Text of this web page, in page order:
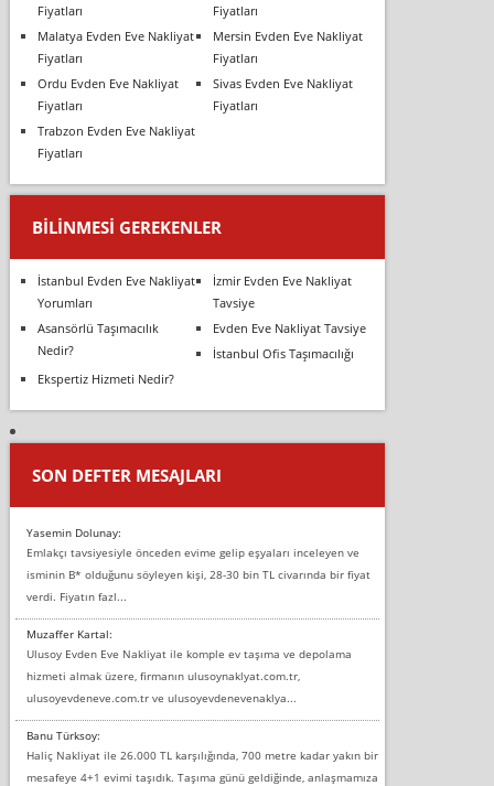
Fiyatları
Fiyatları
Malatya Evden Eve Nakliyat
Fiyatları
Mersin Evden Eve Nakliyat
Fiyatları
Ordu Evden Eve Nakliyat
Fiyatları
Sivas Evden Eve Nakliyat
Fiyatları
Trabzon Evden Eve Nakliyat
Fiyatları
BILINMESI GEREKENLER
İstanbul Evden Eve Nakliyat
Yorumları
İzmir Evden Eve Nakliyat
Tavsiye
Asansörlü Taşımacılık
Nedir?
Evden Eve Nakliyat Tavsiye
İstanbul Ofis Taşımacılığı
Ekspertiz Hizmeti Nedir?
SON DEFTER MESAJLARI
Yasemin Dolunay:
Emlakçı tavsiyesiyle önceden evime gelip eşyaları inceleyen ve
isminin B* olduğunu söyleyen kişi, 28-30 bin TL civarında bir fiyat
verdi. Fiyatın fazl...
Muzaffer Kartal:
Ulusoy Evden Eve Nakliyat ile komple ev taşıma ve depolama
hizmeti almak üzere, firmanın ulusoynaklyat.com.tr,
ulusoyevdeneve.com.tr ve ulusoyevdenevenaklya...
Banu Türksoy:
Haliç Nakliyat ile 26.000 TL karşılığında, 700 metre kadar yakın bir
mesafeye 4+1 evimi taşıdık. Taşıma günü geldiğinde, anlaşmamıza